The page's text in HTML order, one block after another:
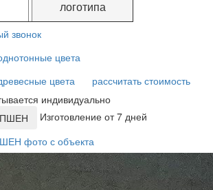
логотипа
звонок
цвета
цвета
рассчитать стоимость
индивидуально
Изготовление от 7 дней
фото с объекта